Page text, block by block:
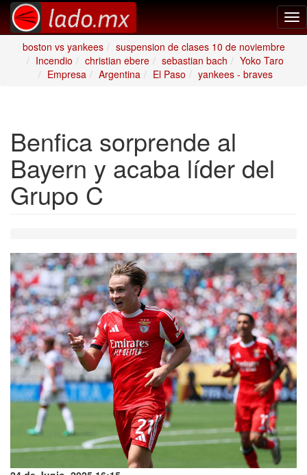
boston vs yankees
suspension de clases 10 de noviembre
Incendio
christian ebere sebastian bach
Yoko Taro
Empresa
Argentina El Paso yankees - braves
Benfica sorprende al
Bayern y acaba líder del
Grupo C